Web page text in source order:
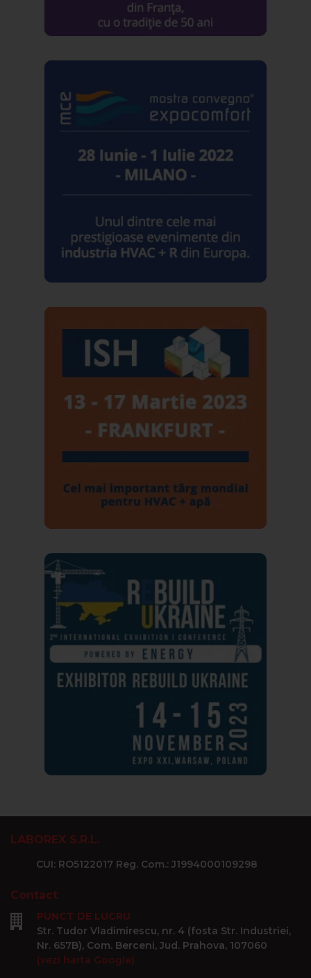
LABOREX S.R.L.
CUI: RO5122017 Reg. Com.: J1994000109298
Contact
PUNCT DE LUCRU
Str. Tudor Vladimirescu, nr. 4 (fosta Str. Industriei,
Nr. 657B), Com. Berceni, Jud. Prahova, 107060
(vezi harta Google)